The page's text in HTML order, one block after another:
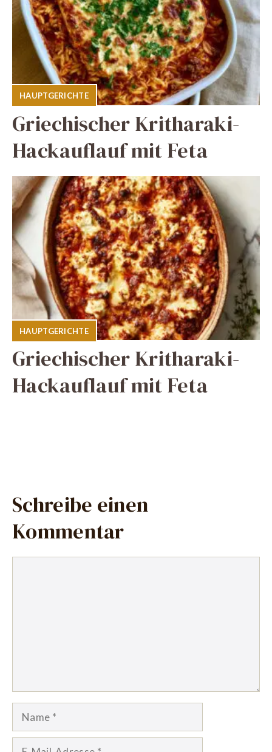
HAUPTGERICHTE
Griechischer Kritharaki-
Hackauflauf mit Feta
HAUPTGERICHTE
Griechischer Kritharaki-
Hackauflauf mit Feta
Schreibe einen
Kommentar
Name